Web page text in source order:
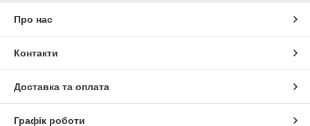
Про нас
Контакти
Доставка та оплата
Графік роботи